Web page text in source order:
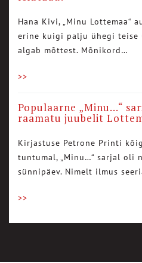
Hana Kivi, „Minu Lottemaa“
erine kuigi palju ühegi teise
algab mõttest. Mõnikord…
>>
Populaarne „Minu…“
raamatu juubelit
Kirjastuse Petrone Printi
tuntumal, „Minu…“ sarjal oli
sünnipäev. Nimelt ilmus
>>